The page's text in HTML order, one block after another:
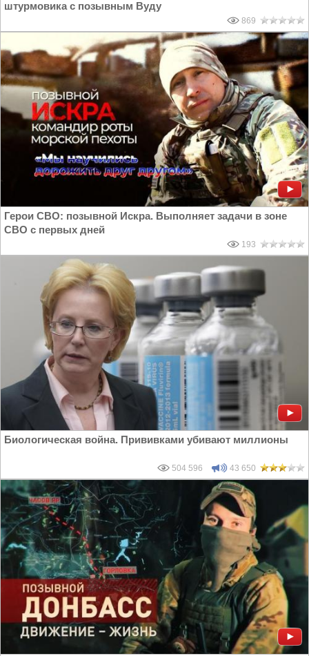
штурмовика с позывным Вуду
869
Герои СВО: позывной Искра. Выполняет задачи в зоне
СВО с первых дней
193
Биологическая война. Прививками убивают миллионы
504 596 43 650